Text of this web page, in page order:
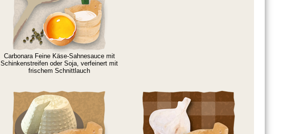
Carbonara Feine Käse-Sahnesauce mit
Schinkenstreifen oder Soja, verfeinert mit
frischem Schnittlauch